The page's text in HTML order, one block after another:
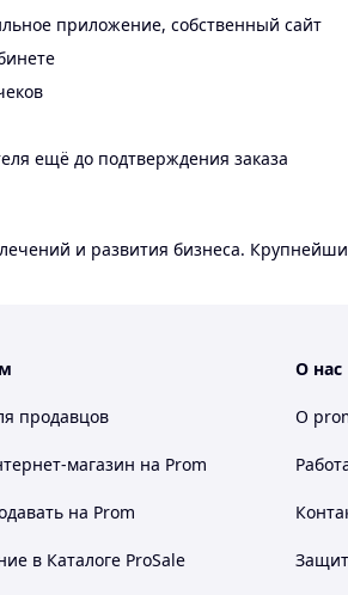
приложение, собственный сайт
ещё до подтверждения заказа
и развития бизнеса.
продавцов
магазин на Prom
на Prom
в Каталоге ProSale
О нас
О